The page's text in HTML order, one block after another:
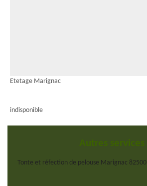
Etetage Marignac
indisponible
Autres services
Tonte et réfection de pelouse Marignac 82500